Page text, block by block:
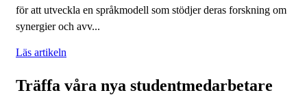
för att utveckla en språkmodell som stödjer deras forskning om
synergier och avv...
Läs artikeln
Träffa våra nya studentmedarbetare